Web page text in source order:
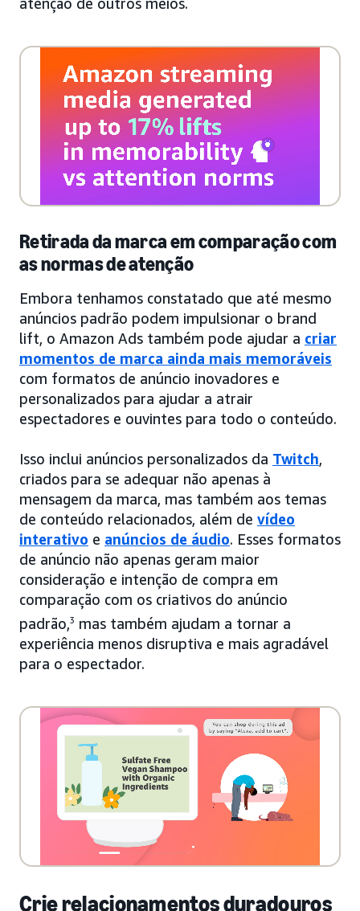
Retirada da marca em comparação com
as normas de atenção
Embora tenhamos constatado que até mesmo
anúncios padrão podem impulsionar o brand
lift, o Amazon Ads também pode ajudar a criar
momentos de marca ainda mais memoráveis
com formatos de anúncio inovadores e
personalizados para ajudar a atrair
espectadores e ouvintes para todo o conteúdo.
Isso inclui anúncios personalizados da Twitch,
criados para se adequar não apenas à
mensagem da marca, mas também aos temas
de conteúdo relacionados, além de vídeo
interativo e anúncios de áudio. Esses formatos
de anúncio não apenas geram maior
consideração e intenção de compra em
comparação com os criativos do anúncio
padrão,3 mas também ajudam a tornar a
experiência menos disruptiva e mais agradável
para o espectador.
Crie relacionamentos duradouros